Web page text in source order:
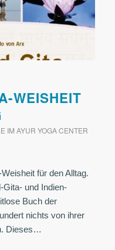
WEISHEIT
IM AYUR YOGA CENTER
für den Alltag.
und Indien-
Buch der
nichts von ihrer
Dieses…